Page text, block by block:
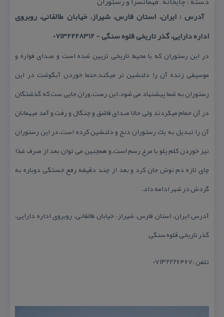
آدرس : ایران، استان فارس، شیراز، خیابان طالقانی، روبروی
اداره دارایی، گذر تاریخی قلوه سنگی - 07132228312
در این رستوران كه با محیط تاریخی تزیین شده است و صدای فواره و
موسیقی زنده آن را دلنشین تر میكند،حتما خوردن آبگوشت در این
رستوران به شما پیشنهاد می شود.این رست.وران جایی ست كه گذشتگان
در آن حمام میكردند ولی حالا صدای قاشق و چنگال و رفت و آمد میهمانان
آن را تبدیل به یك رستوران دنج و دلنشین كرده است.در این رستوران
نیز خوردن كلم پلو با مرغ رسم است.و همچنین می توان بعد از صرف غذا
چای تازه دم نوش جان كرد و بعد از چند دقیقه رفع خستگی دوباره به
گردش در شهر ادامه داد.
آدرس:ایران، استان فارس، شیراز، خیابان طالقانی، روبروی اداره دارایی،
گذر تاریخی قلوه سنگی
تلفن :۰۷۱۳۲۲۲۶۴۶۷